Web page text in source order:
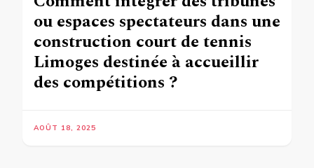
ou espaces spectateurs dans une
construction court de tennis
Limoges destinée à accueillir
des compétitions ?
AOÛT 18, 2025